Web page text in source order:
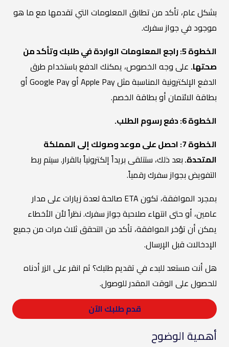
بشكل عام، تأكد من تطابق المعلومات التي تقدمها مع ما هو
موجود في جواز سفرك.
الخطوة 5: راجع المعلومات الواردة في طلبك وتأكد من
صحتها. على وجه الخصوص، يمكنك الدفع باستخدام طرق
الدفع الإلكترونية المناسبة مثل Apple Pay أو Google Pay أو
بطاقة الائتمان أو بطاقة الخصم.
الخطوة 6: دفع رسوم الطلب.
الخطوة 7: احصل على موعد وصولك إلى المملكة
المتحدة.بعد ذلك، ستتلقى بريداً إلكترونياً بالقرار. سيتم ربط
التفويض بجواز سفرك رقمياً.
بمجرد الموافقة، تكون ETA صالحة لعدة زيارات على مدار
عامين، أو حتى انتهاء صلاحية جواز سفرك. نظراً لأن الأخطاء
يمكن أن تؤخر الموافقة، تأكد من التحقق ثلاث مرات من جميع
الإدخالات قبل الإرسال.
هل أنت مستعد للبدء في تقديم طلبك؟ ثم انقر على الزر أدناه
للحصول على الوقت المقدر للوصول.
قدم طلبك الآن
أهمية الوضوح